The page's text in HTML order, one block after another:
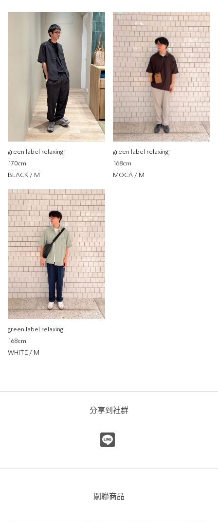
店
168cm
寬
輕
厚
軟
無彈性 彈性好
透明度 不透明 很透明
green label relaxing
170cm
BLACK / M
green label relaxing
168cm
MOCA / M
green label relaxing
168cm
WHITE / M
分享到社群
關聯商品